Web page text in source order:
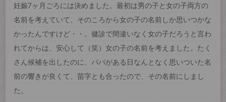
妊娠7ヶ月ごろには決めました。最初は男の子と女の子両方の
名前を考えていて、そのころから女の子の名前しか思いつかな
かったんですけど・・。健診で間違いなく女の子だろうと言わ
れてからは、安心して（笑）女の子の名前を考えました。たく
さん候補を出したのに、パパがある日なんとなく思いついた名
前の響きが良くて、苗字とも合ったので、その名前にしまし
た。